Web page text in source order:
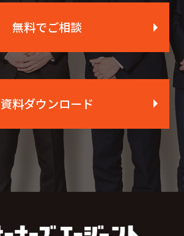
無料でご相談
資料ダウンロード